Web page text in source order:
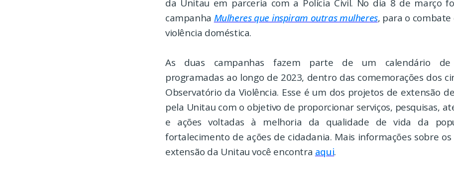
da Unitau em parceria com a Polícia Civil. No dia 8 de março
campanha Mulheres que inspiram outras mulheres, para o combate
violência doméstica.
As duas campanhas fazem parte de um calendário de
programadas ao longo de 2023, dentro das comemorações dos
Observatório da Violência. Esse é um dos projetos de extensão
pela Unitau com o objetivo de proporcionar serviços, pesquisas,
e ações voltadas à melhoria da qualidade de vida da
fortalecimento de ações de cidadania. Mais informações sobre
extensão da Unitau você encontra aqui.